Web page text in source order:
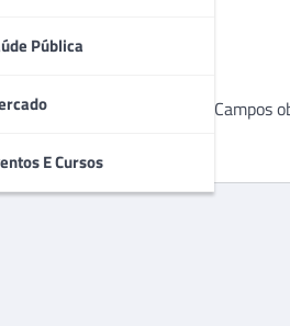
Pública
E Cursos
e-mail não será publicado. Campos